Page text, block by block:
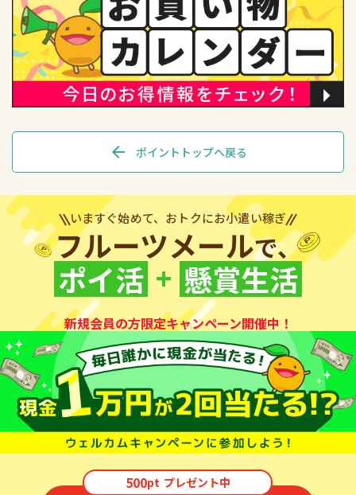
arrow_back ポイントトップへ戻る
いますぐ始めて、おトクにお小遣い稼ぎ
フルーツメールで、
ポイ活 + 懸賞生活
新規会員の方限定キャンペーン開催中！